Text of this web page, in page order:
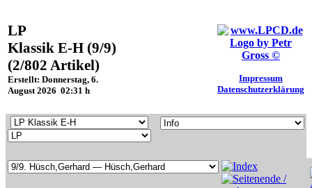
LP
Klassik E-H (9/9)
(2/802 Artikel)
Erstellt: Donnerstag, 6.
August 2026 02:31 h
Impressum
Datenschutzerklärung